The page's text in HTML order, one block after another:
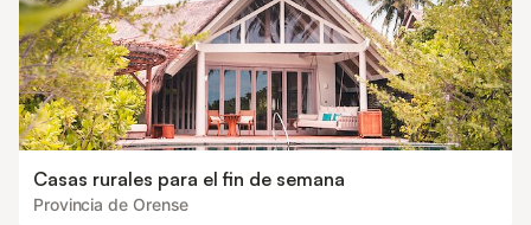
Casas rurales para el fin de semana
Provincia de Orense